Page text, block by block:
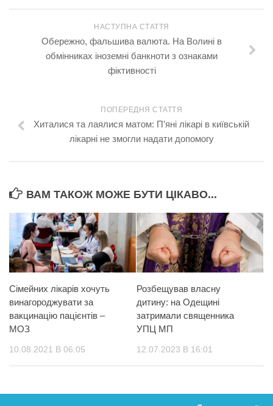
НАСТУПНА СТАТТЯ
Обережно, фальшива валюта. На Волині в
обмінниках іноземні банкноти з ознаками
фіктивності
ПОПЕРЕДНЯ СТАТТЯ
Хиталися та лаялися матом: П’яні лікарі в київській
лікарні не змогли надати допомогу
ВАМ ТАКОЖ МОЖЕ БУТИ ЦІКАВО...
Сімейних лікарів хочуть
винагороджувати за
вакцинацію пацієнтів –
МОЗ
10.08.2021 В 06:05
Розбещував власну
дитину: на Одещині
затримали священника
УПЦ МП
12.07.2023 В 16:01